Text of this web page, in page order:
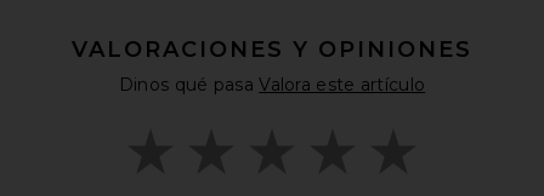
VALORACIONES Y OPINIONES
Dinos qué pasaValora este artículo